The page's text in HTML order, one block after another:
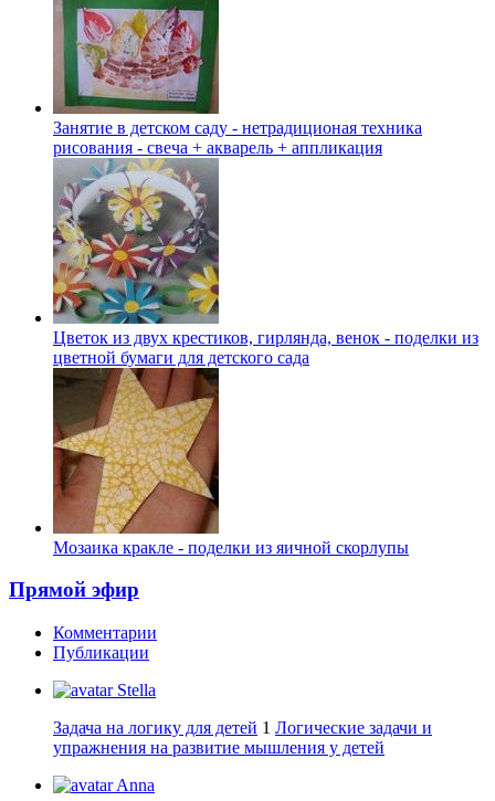
Занятие в детском саду - нетрадиционая техника
рисования - свеча + акварель + аппликация
Цветок из двух крестиков, гирлянда, венок - поделки из
цветной бумаги для детского сада
Мозаика кракле - поделки из яичной скорлупы
Прямой эфир
Комментарии
Публикации
Stella
Задача на логику для детей 1 Логические задачи и
упражнения на развитие мышления у детей
Anna